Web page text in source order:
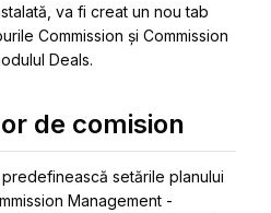
va fi creat un nou tab
Commission și Commission
Deals.
de comision
setările planului
Management -